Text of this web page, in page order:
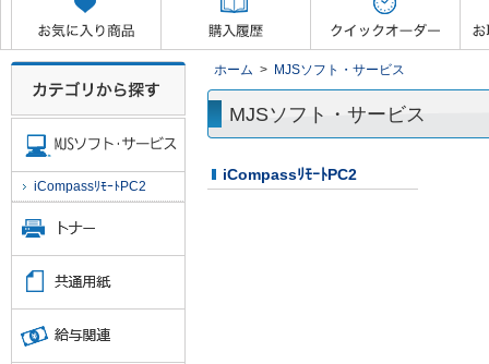
ホーム > MJSソフト・サービス
MJSソフト・サービス
iCompassﾘﾓｰﾄPC2
iCompassﾘﾓｰﾄPC2